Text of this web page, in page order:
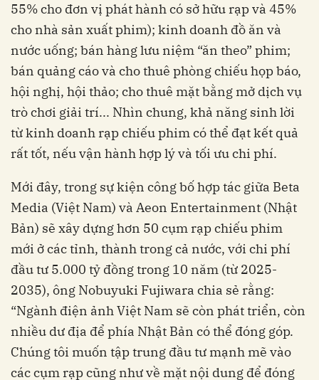
55% cho đơn vị phát hành có sở hữu rạp và 45%
cho nhà sản xuất phim); kinh doanh đồ ăn và
nước uống; bán hàng lưu niệm “ăn theo” phim;
bán quảng cáo và cho thuê phòng chiếu họp báo,
hội nghị, hội thảo; cho thuê mặt bằng mở dịch vụ
trò chơi giải trí... Nhìn chung, khả năng sinh lời
từ kinh doanh rạp chiếu phim có thể đạt kết quả
rất tốt, nếu vận hành hợp lý và tối ưu chi phí.
Mới đây, trong sự kiện công bố hợp tác giữa Beta
Media (Việt Nam) và Aeon Entertainment (Nhật
Bản) sẽ xây dựng hơn 50 cụm rạp chiếu phim
mới ở các tỉnh, thành trong cả nước, với chi phí
đầu tư 5.000 tỷ đồng trong 10 năm (từ 2025-
2035), ông Nobuyuki Fujiwara chia sẻ rằng:
“Ngành điện ảnh Việt Nam sẽ còn phát triển, còn
nhiều dư địa để phía Nhật Bản có thể đóng góp.
Chúng tôi muốn tập trung đầu tư mạnh mẽ vào
các cụm rạp cũng như về mặt nội dung để đóng